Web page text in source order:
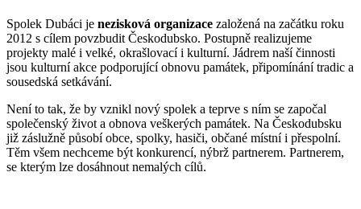
Spolek Dubáci je nezisková organizace založená na začátku roku
2012 s cílem povzbudit Českodubsko. Postupně realizujeme
projekty malé i velké, okrašlovací i kulturní. Jádrem naší činnosti
jsou kulturní akce podporující obnovu památek, připomínání tradic a
sousedská setkávání.
Není to tak, že by vznikl nový spolek a teprve s ním se započal
společenský život a obnova veškerých památek. Na Českodubsku
již záslužně působí obce, spolky, hasiči, občané místní i přespolní.
Těm všem nechceme být konkurencí, nýbrž partnerem. Partnerem,
se kterým lze dosáhnout nemalých cílů.